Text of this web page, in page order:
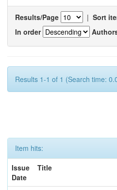
Results/Page | Sort
In order
Results 1-1 of 1 (Search time:
Item hits:
Issue
Date
Title